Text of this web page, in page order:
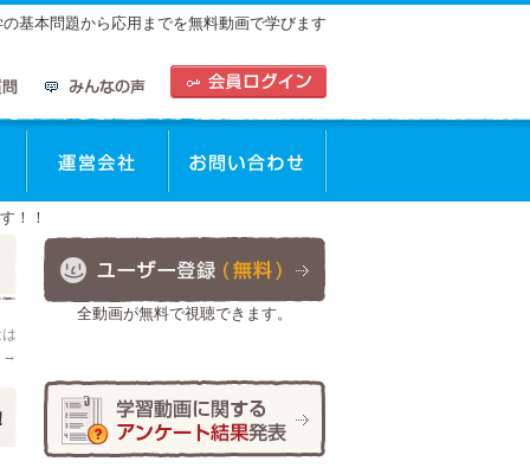
基本問題から応用までを無料動画で学びます
動画を使った学習方法運営会社 お問合せ
！！
→
全動画が無料で視聴できます。